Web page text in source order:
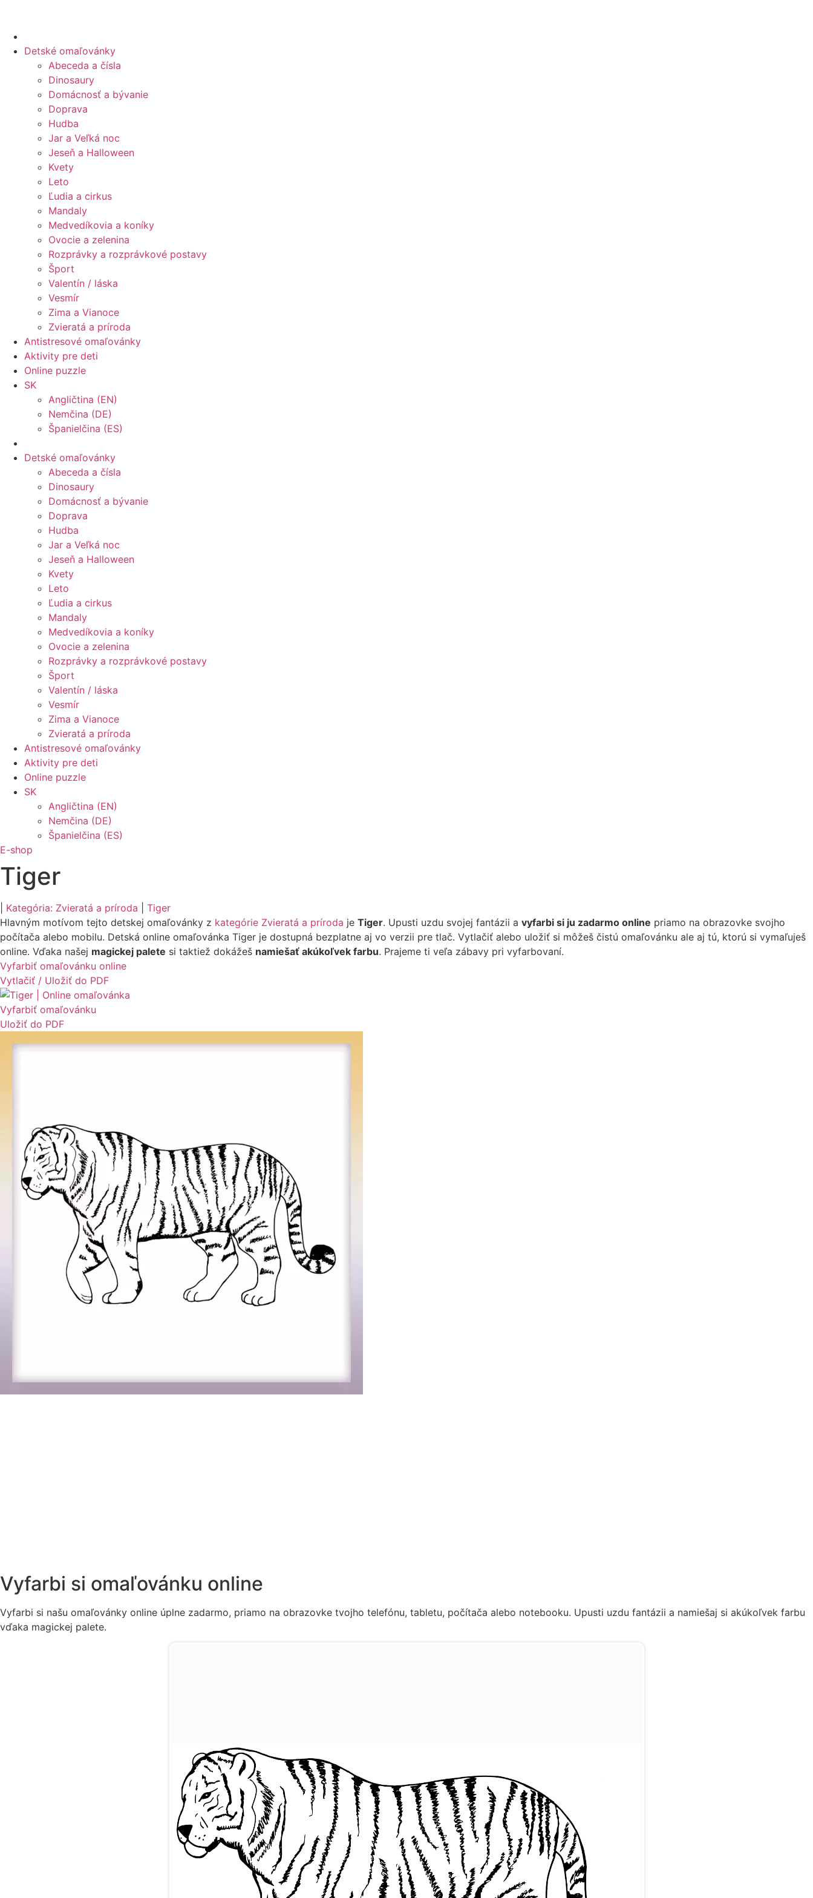
obsah
Detské omaľovánky
Abeceda a čísla
Dinosaury
Domácnosť a bývanie
Doprava
Hudba
Jar a Veľká noc
Jeseň a Halloween
Kvety
Leto
Ľudia a cirkus
Mandaly
Medvedíkovia a koníky
Ovocie a zelenina
Rozprávky a rozprávkové postavy
Šport
Valentín / láska
Vesmír
Zima a Vianoce
Zvieratá a príroda
Antistresové omaľovánky
Aktivity pre deti
Online puzzle
SK
Angličtina (EN)
Nemčina (DE)
Španielčina (ES)
Detské omaľovánky
Abeceda a čísla
Dinosaury
Domácnosť a bývanie
Doprava
Hudba
Jar a Veľká noc
Jeseň a Halloween
Kvety
Leto
Ľudia a cirkus
Mandaly
Medvedíkovia a koníky
Ovocie a zelenina
Rozprávky a rozprávkové postavy
Šport
Valentín / láska
Vesmír
Zima a Vianoce
Zvieratá a príroda
Antistresové omaľovánky
Aktivity pre deti
Online puzzle
SK
Angličtina (EN)
Nemčina (DE)
Španielčina (ES)
E-shop
Tiger
Kategória: Zvieratá a príroda
Tiger
Hlavným motívom tejto detskej omaľovánky z kategórie Zvieratá a príroda je Tiger. Upusti uzdu svojej fantázii a vyfarbi si ju zadarmo online priamo na obrazovke svojho
počítača alebo mobilu. Detská online omaľovánka Tiger je dostupná bezplatne aj vo verzii pre tlač. Vytlačiť alebo uložiť si môžeš čistú omaľovánku ale aj tú, ktorú si vymaľuješ
online. Vďaka našej magickej palete si taktiež dokážeš namiešať akúkoľvek farbu. Prajeme ti veľa zábavy pri vyfarbovaní.
Vyfarbiť omaľovánku online
Vytlačiť / Uložiť do PDF
Vyfarbiť omaľovánku
Uložiť do PDF
Vyfarbi si omaľovánku online
Vyfarbi si našu omaľovánky online úplne zadarmo, priamo na obrazovke tvojho telefónu, tabletu, počítača alebo notebooku. Upusti uzdu fantázii a namiešaj si akúkoľvek farbu
vďaka magickej palete.